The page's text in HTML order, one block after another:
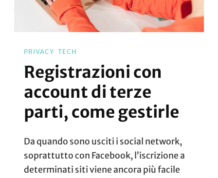
PRIVACY TECH
Registrazioni con
account di terze
parti, come gestirle
Da quando sono usciti i social network,
soprattutto con Facebook, l’iscrizione a
determinati siti viene ancora più facile